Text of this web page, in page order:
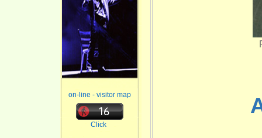
on-line - visitor map
Click